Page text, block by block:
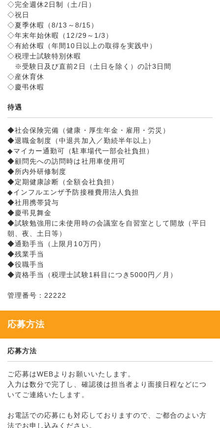
◇完全週休2日制（土/日）
◇祝日
◇夏季休暇（8/13～8/15）
◇年末年始休暇（12/29～1/3）
◇有給休暇（年間10日以上の取得を実践中）
◇税理士試験特別休暇
※受験日及び直前2日（土日を除く）の計3日間
◇産休育休
◇慶弔休暇
待遇
◆社会保険完備（健康・厚生年金・雇用・労災）
◆退職金制度（中退共加入／勤続半年以上）
◆マイカー通勤可（駐車場代一部会社負担）
◆顧問先への訪問時は社用車使用可
◆所内外研修制度
◆定期健康診断（全額会社負担）
◆インフルエンザ予防接種費用法人負担
◆社用携帯貸与
◆慶弔見舞金
◆試験勉強用に未使用時の会議室を自習室として開放（平日
朝、夜、土日等）
◆通勤手当（上限月10万円）
◆残業手当
◆役職手当
◆資格手当（税理士試験1科目につき5000円／月）
管理番号：22222
応募方法
応募方法
ご応募はWEBよりお願いいたします。
入力は数分で完了し、確認後は担当者より面接日程などにつ
いてご連絡いたします。
お電話での応募にも対応しておりますので、ご都合のよい方
法でお申し込みください。